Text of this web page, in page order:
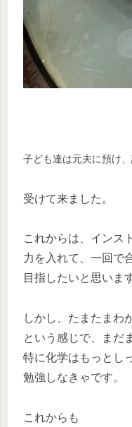
子ども達は元夫に預け
受けて来ました。
これからは、インス
力を入れて、一回で
目指したいと思いま
しかし、たまたまわ
という感じで、まだ
特に化学はもっとし
勉強しなきゃです。
これからも